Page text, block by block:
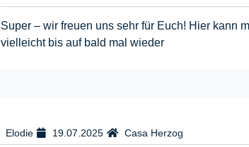
Super – wir freuen uns sehr für Euch! Hier kann
vielleicht bis auf bald mal wieder
Elodie 19.07.2025 Casa Herzog